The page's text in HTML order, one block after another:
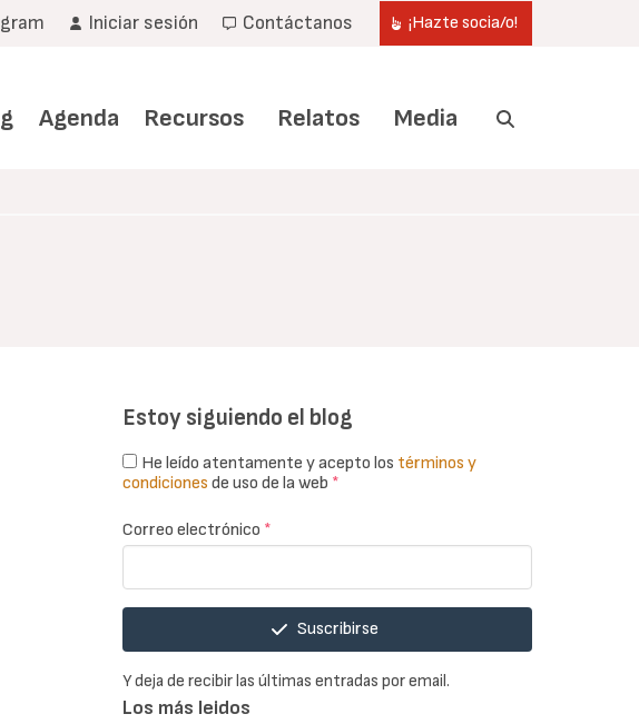
Iniciar sesión Contáctanos ¡Hazte socia/o!
Agenda Recursos Relatos Media
Estoy siguiendo el blog
He leído atentamente y acepto los términos y
condiciones de uso de la web *
Correo electrónico *
Suscribirse
Y deja de recibir las últimas entradas por email.
Los más leidos